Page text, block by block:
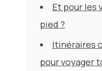
Et pour les
pied ?
Itinéraires
pour voyager